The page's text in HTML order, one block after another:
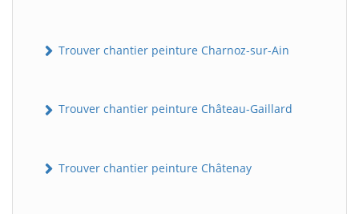
Trouver chantier peinture Charnoz-sur-Ain
Trouver chantier peinture Château-Gaillard
Trouver chantier peinture Châtenay